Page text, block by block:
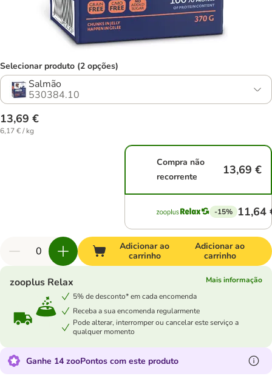
Selecionar produto (2 opções)
Salmão
530384.10
13,69 €
6,17 € / kg
Compra não
recorrente
13,69 €
-15% 11,64
Adicionar ao
carrinho
Adicionar ao
carrinho
zooplus Relax
Mais informação
5% de desconto* em cada encomenda
Receba a sua encomenda regularmente
Pode alterar, interromper ou cancelar este serviço a
qualquer momento
Ganhe 14 zooPontos com este produto